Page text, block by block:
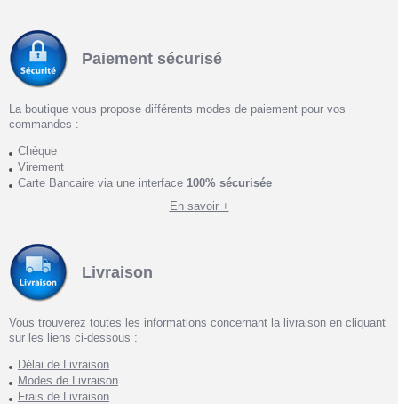
Paiement sécurisé
La boutique vous propose différents modes de paiement pour vos
commandes :
Chèque
Virement
Carte Bancaire via une interface 100% sécurisée
En savoir +
Livraison
Vous trouverez toutes les informations concernant la livraison en cliquant
sur les liens ci-dessous :
Délai de Livraison
Modes de Livraison
Frais de Livraison